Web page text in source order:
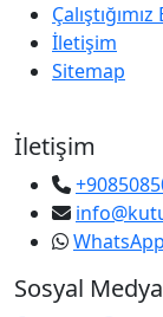
İletişim
Sitemap
İletişim
WhatsApp
Sosyal Medya